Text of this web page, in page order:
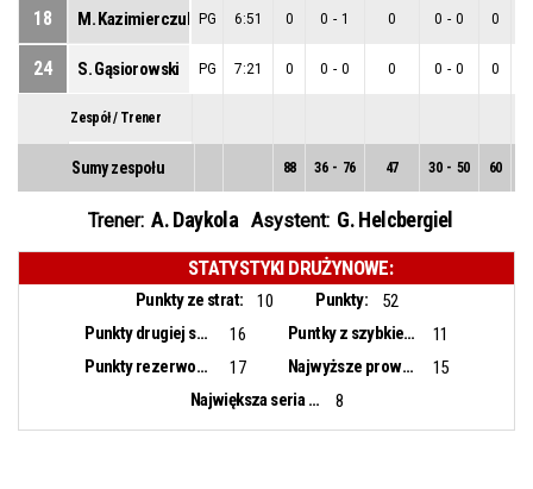
18 M. Kazimierczuk PG 6:51 0 0 - 1 0 0 - 0 0
24 S. Gąsiorowski PG 7:21 0 0 - 0 0 0 - 0 0
Zespół / Trener
Sumy zespołu 88 36 - 76 47 30 - 50 60
Trener: A. Daykola Asystent: G. Helcbergiel
STATYSTYKI DRUŻYNOWE:
Punkty ze strat: 10 Punkty:
52
Punkty drugiej szansy:
16 Puntky z szybkiego ataku:
11
Punkty rezerwowych:
17 Najwyższe prowadzenie:
15
Największa seria punktowa:
8